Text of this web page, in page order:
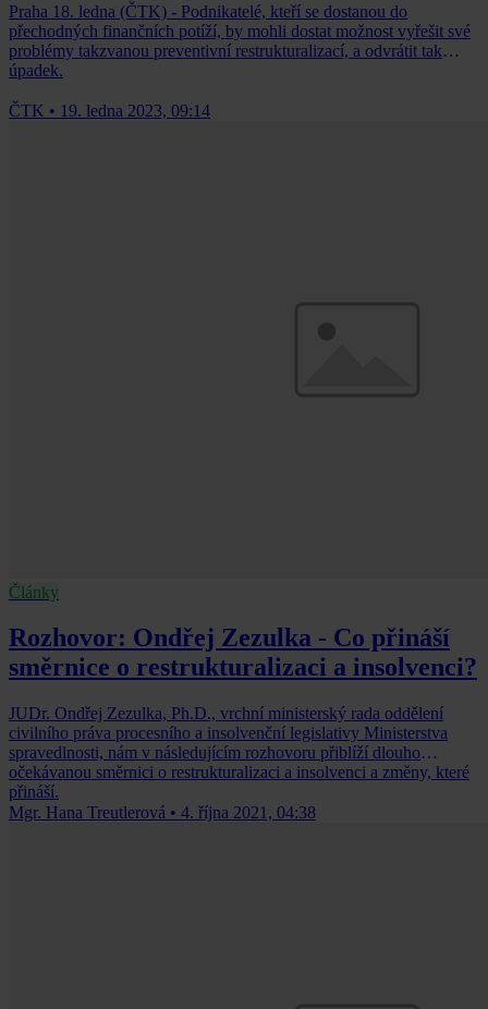
Praha 18. ledna (ČTK) - Podnikatelé, kteří se dostanou do
přechodných finančních potíží, by mohli dostat možnost vyřešit své
problémy takzvanou preventivní restrukturalizací, a odvrátit tak
úpadek.
ČTK • 19. ledna 2023, 09:14
Články
Rozhovor: Ondřej Zezulka - Co přináší
směrnice o restrukturalizaci a insolvenci?
JUDr. Ondřej Zezulka, Ph.D., vrchní ministerský rada oddělení
civilního práva procesního a insolvenční legislativy Ministerstva
spravedlnosti, nám v následujícím rozhovoru přiblíží dlouho
očekávanou směrnici o restrukturalizaci a insolvenci a změny, které
přináší.
Mgr. Hana Treutlerová • 4. října 2021, 04:38